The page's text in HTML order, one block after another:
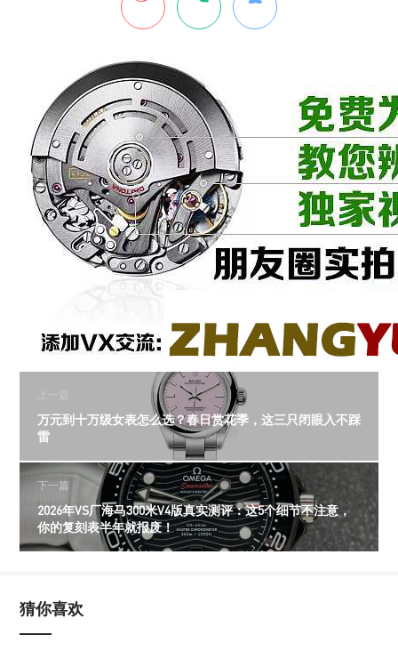
上一篇
万元到十万级女表怎么选？春日赏花季，这三只闭眼入不踩
雷
下一篇
2026年VS厂海马300米V4版真实测评：这5个细节不注意，
你的复刻表半年就报废！
猜你喜欢